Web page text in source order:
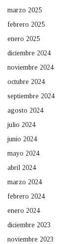
marzo 2025
febrero 2025
enero 2025
diciembre 2024
noviembre 2024
octubre 2024
septiembre 2024
agosto 2024
julio 2024
junio 2024
mayo 2024
abril 2024
marzo 2024
febrero 2024
enero 2024
diciembre 2023
noviembre 2023